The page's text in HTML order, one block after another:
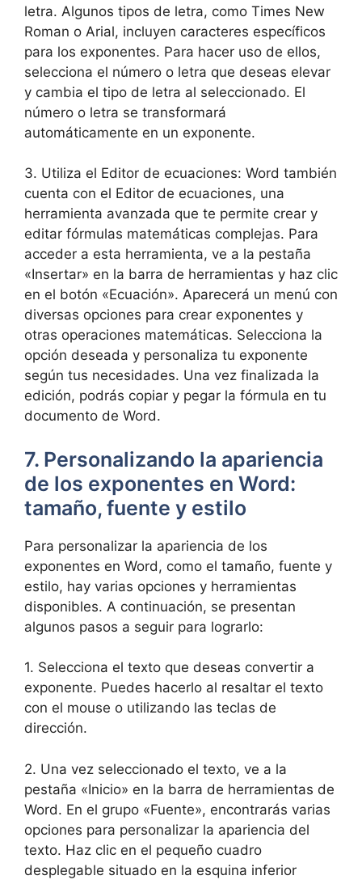
letra. Algunos tipos de letra, como Times New
Roman o Arial, incluyen caracteres específicos
para los exponentes. Para hacer uso de ellos,
selecciona el número o letra que deseas elevar
y cambia el tipo de letra al seleccionado. El
número o letra se transformará
automáticamente en un exponente.
3. Utiliza el Editor de ecuaciones: Word también
cuenta con el Editor de ecuaciones, una
herramienta avanzada que te permite crear y
editar fórmulas matemáticas complejas. Para
acceder a esta herramienta, ve a la pestaña
«Insertar» en la barra de herramientas y haz clic
en el botón «Ecuación». Aparecerá un menú con
diversas opciones para crear exponentes y
otras operaciones matemáticas. Selecciona la
opción deseada y personaliza tu exponente
según tus necesidades. Una vez finalizada la
edición, podrás copiar y pegar la fórmula en tu
documento de Word.
7. Personalizando la apariencia
de los exponentes en Word:
tamaño, fuente y estilo
Para personalizar la apariencia de los
exponentes en Word, como el tamaño, fuente y
estilo, hay varias opciones y herramientas
disponibles. A continuación, se presentan
algunos pasos a seguir para lograrlo:
1. Selecciona el texto que deseas convertir a
exponente. Puedes hacerlo al resaltar el texto
con el mouse o utilizando las teclas de
dirección.
2. Una vez seleccionado el texto, ve a la
pestaña «Inicio» en la barra de herramientas de
Word. En el grupo «Fuente», encontrarás varias
opciones para personalizar la apariencia del
texto. Haz clic en el pequeño cuadro
desplegable situado en la esquina inferior